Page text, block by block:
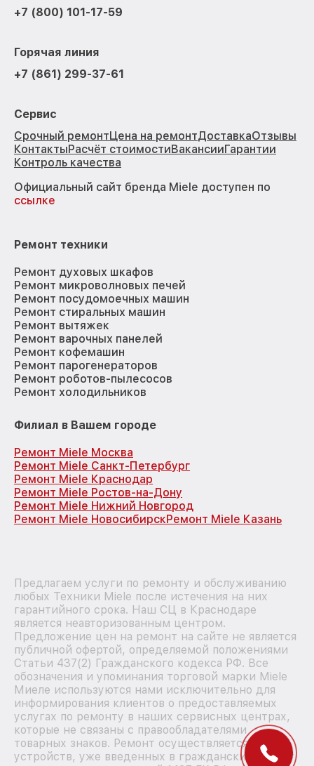
+7 (800) 101-17-59
Горячая линия
+7 (861) 299-37-61
Сервис
Срочный ремонтЦена на ремонтДоставкаОтзывы
КонтактыРасчёт стоимостиВакансииГарантии
Контроль качества
Официальный сайт бренда Miele доступен по
ссылке
Ремонт техники
Ремонт духовых шкафов
Ремонт микроволновых печей
Ремонт посудомоечных машин
Ремонт стиральных машин
Ремонт вытяжек
Ремонт варочных панелей
Ремонт кофемашин
Ремонт парогенераторов
Ремонт роботов-пылесосов
Ремонт холодильников
Филиал в Вашем городе
Ремонт Miele Москва
Ремонт Miele Санкт-Петербург
Ремонт Miele Краснодар
Ремонт Miele Ростов-на-Дону
Ремонт Miele Нижний Новгород
Ремонт Miele НовосибирскРемонт Miele Казань
Предлагаем услуги по ремонту и обслуживанию
любых Техники Miele после истечения на них
гарантийного срока. Наш СЦ в Краснодаре
является неавторизованным центром.
Предложение цен на ремонт на сайте не является
публичной офертой, определяемой положениями
Статьи 437(2) Гражданского кодекса РФ. Все
обозначения и упоминания торговой марки Miele
Миеле используются нами исключительно для
информирования клиентов о предоставляемых
услугах по ремонту в наших сервисных центрах,
которые не связаны с правообладателями
товарных знаков. Ремонт осуществляется для
устройств, уже введенных в гражданский оборот